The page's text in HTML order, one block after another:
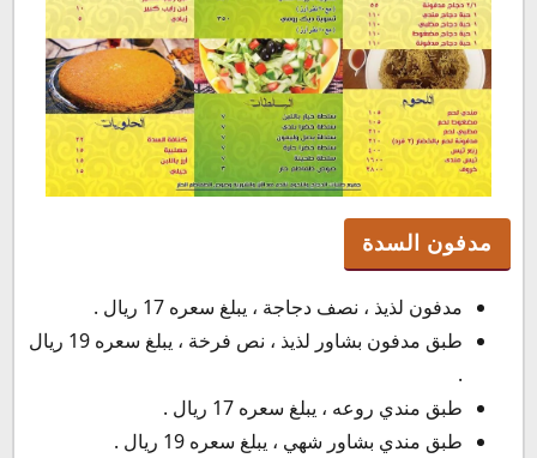
مدفون السدة
مدفون لذيذ ، نصف دجاجة ، يبلغ سعره 17 ريال .
طبق مدفون بشاور لذيذ ، نص فرخة ، يبلغ سعره 19 ريال
.
طبق مندي روعه ، يبلغ سعره 17 ريال .
طبق مندي بشاور شهي ، يبلغ سعره 19 ريال .